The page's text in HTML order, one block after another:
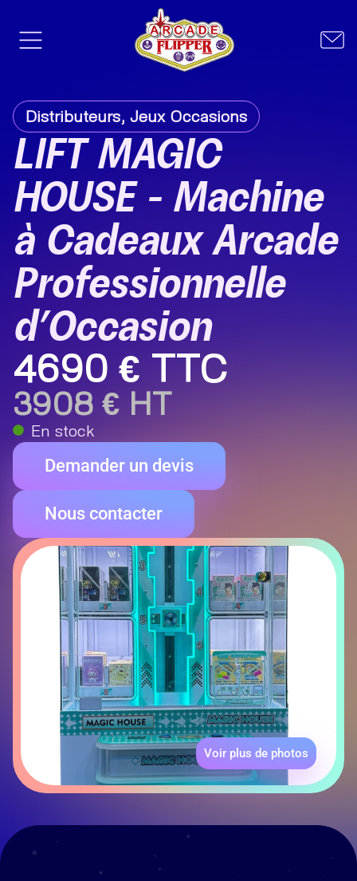
Distributeurs, Jeux Occasions
LIFT MAGIC
HOUSE – Machine
à Cadeaux Arcade
Professionnelle
d’Occasion
4690 € TTC
3908 € HT
En stock
Demander un devis
Nous contacter
Voir plus de photos